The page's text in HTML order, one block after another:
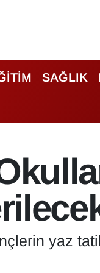
SAĞLIK
yaz